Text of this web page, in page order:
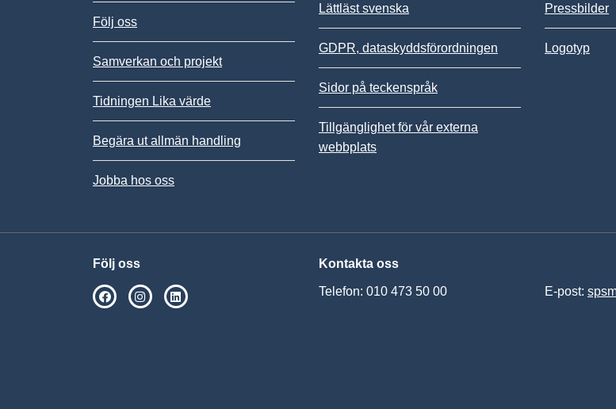
Följ oss
Samverkan och projekt
Tidningen Lika värde
Begära ut allmän handling
Jobba hos oss
Lättläst svenska
GDPR, dataskyddsförordningen
Sidor på teckenspråk
Tillgänglighet för vår externa
webbplats
Pressbilder
Logotyp
Följ oss
SPSM på Facebook
SPSM på Instagram
Kontakta oss
Telefon: 010 473 50 00 E-post: